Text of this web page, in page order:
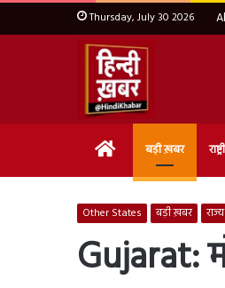
Thursday, July 30 2026
Home बड़ी ख़बर
Other States बड़ी ख़बर राज्य
Gujarat: